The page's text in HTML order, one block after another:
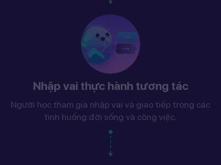
Nhập vai thực hành tương tác
Người học tham gia nhập vai và giao tiếp trong các
tình huống đời sống và công việc.